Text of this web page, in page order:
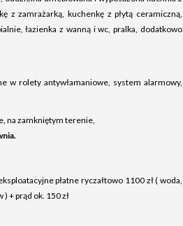
z zamrażarką, kuchenkę z płytą ceramiczną,
łazienka z wanną i wc, pralka, dodatkowo
w rolety antywłamaniowe, system alarmowy,
na zamkniętym terenie,
płatne ryczałtowo 1100 zł ( woda,
+ prąd ok. 150 zł